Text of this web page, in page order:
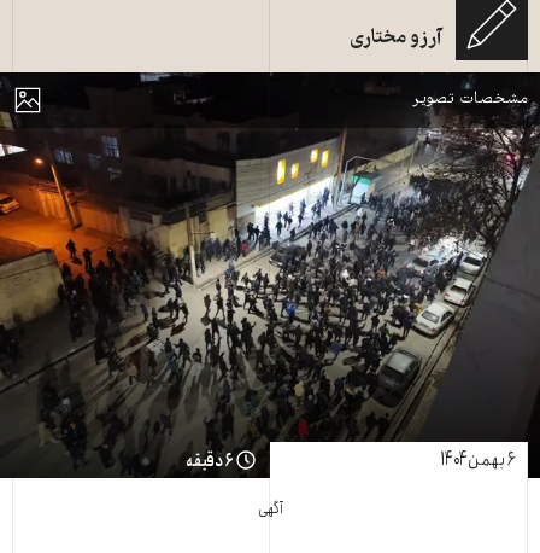
آرزو مختاری
نمایش
مشخصات تصویر
۶ بهمن ۱۴۰۴ ۶ دقیقه
آگهی